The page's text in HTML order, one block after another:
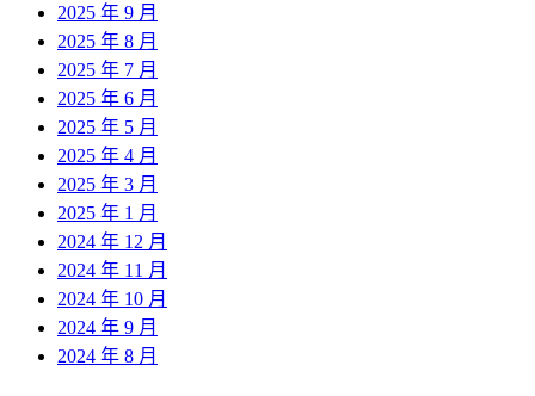
2025 年 9 月
2025 年 8 月
2025 年 7 月
2025 年 6 月
2025 年 5 月
2025 年 4 月
2025 年 3 月
2025 年 1 月
2024 年 12 月
2024 年 11 月
2024 年 10 月
2024 年 9 月
2024 年 8 月